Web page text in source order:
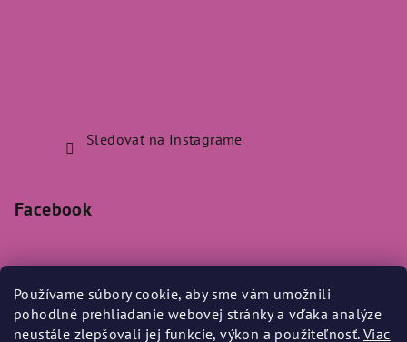
Používame súbory cookie, aby sme vám umožnili
pohodlné prehliadanie webovej stránky a vďaka analýze
neustále zlepšovali jej funkcie, výkon a použiteľnosť. Viac
Sledovať na Instagrame
Facebook
Prijímame online platby